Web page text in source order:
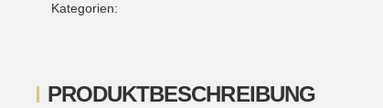
Kategorien:
PRODUKTBESCHREIBUNG